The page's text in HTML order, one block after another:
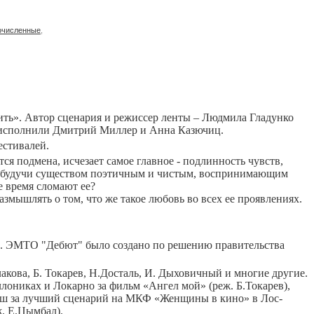
Автор сценария и режиссер ленты – Людмила Гладунко
Дмитрий Миллер и Анна Казючиц.
подмена, исчезает самое главное - подлинность чувств,
будучи существом поэтичным и чистым, воспринимающим
время сломают ее?
о том, что же такое любовь во всех ее проявлениях.
ЭМТО "Дебют" было создано по решению правительства
Б. Токарев, Н.Досталь, И. Дыховичный и многие другие.
и Локарно за фильм «Ангел мой» (реж. Б.Токарев),
за лучший сценарий на МКФ «Женщины в кино» в Лос-
Е.Цымбал).